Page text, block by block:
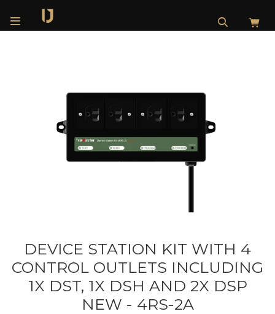

DEVICE STATION KIT WITH 4
CONTROL OUTLETS INCLUDING
1X DST, 1X DSH AND 2X DSP
NEW - 4RS-2A